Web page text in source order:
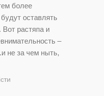
более
оставлять
Вот растяпа и
–
не за чем ныть,